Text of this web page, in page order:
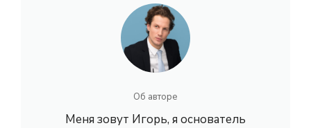
Об авторе
Меня зовут Игорь, я основатель